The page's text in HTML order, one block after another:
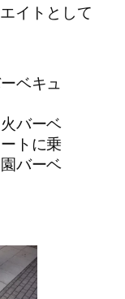
イトとして
ベキュ
バーベ
トに乗
バーベ